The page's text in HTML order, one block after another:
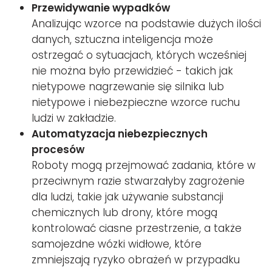
Przewidywanie wypadków
Analizując wzorce na podstawie dużych ilości
danych, sztuczna inteligencja może
ostrzegać o sytuacjach, których wcześniej
nie można było przewidzieć - takich jak
nietypowe nagrzewanie się silnika lub
nietypowe i niebezpieczne wzorce ruchu
ludzi w zakładzie.
Automatyzacja niebezpiecznych
procesów
Roboty mogą przejmować zadania, które w
przeciwnym razie stwarzałyby zagrożenie
dla ludzi, takie jak używanie substancji
chemicznych lub drony, które mogą
kontrolować ciasne przestrzenie, a także
samojezdne wózki widłowe, które
zmniejszają ryzyko obrażeń w przypadku